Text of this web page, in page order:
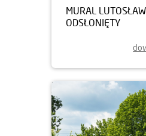
MURAL
ODSŁONIĘTY